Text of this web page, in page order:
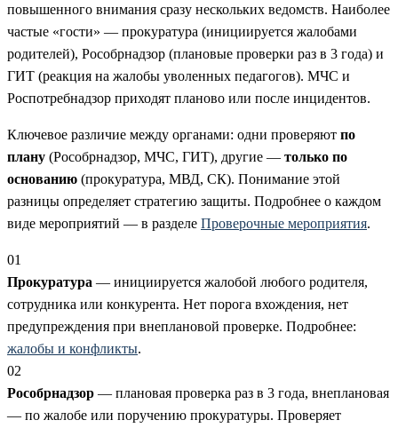
повышенного внимания сразу нескольких ведомств. Наиболее
частые «гости» — прокуратура (инициируется жалобами
родителей), Рособрнадзор (плановые проверки раз в 3 года) и
ГИТ (реакция на жалобы уволенных педагогов). МЧС и
Роспотребнадзор приходят планово или после инцидентов.
Ключевое различие между органами: одни проверяют по
плану (Рособрнадзор, МЧС, ГИТ), другие — только по
основанию (прокуратура, МВД, СК). Понимание этой
разницы определяет стратегию защиты. Подробнее о каждом
виде мероприятий — в разделе Проверочные мероприятия.
01
Прокуратура — инициируется жалобой любого родителя,
сотрудника или конкурента. Нет порога вхождения, нет
предупреждения при внеплановой проверке. Подробнее:
жалобы и конфликты.
02
Рособрнадзор — плановая проверка раз в 3 года, внеплановая
— по жалобе или поручению прокуратуры. Проверяет